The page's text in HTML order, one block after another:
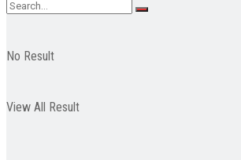
No Result
View All Result